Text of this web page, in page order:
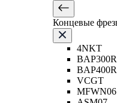
Концевые
4NKT
BAP300R
BAP400R
VCGT
MFWN06